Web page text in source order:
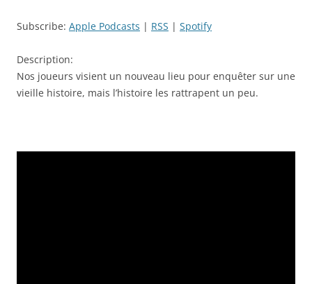
RSS FEED
EMBED
Subscribe: Apple Podcasts | RSS | Spotify
Description:
Nos joueurs visient un nouveau lieu pour enquêter sur une
vieille histoire, mais l’histoire les rattrapent un peu.